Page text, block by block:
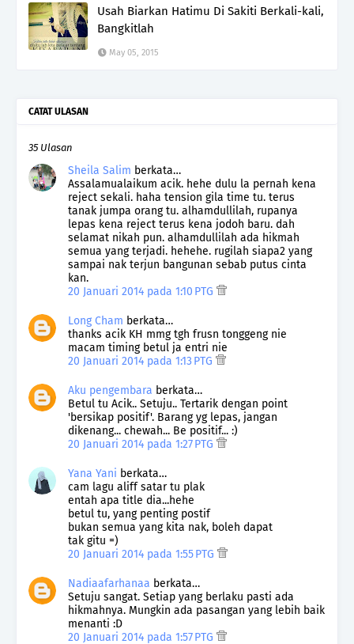
Usah Biarkan Hatimu Di Sakiti Berkali-kali,
Bangkitlah
May 05, 2015
CATAT ULASAN
35 Ulasan
Sheila Salim berkata…
Assalamualaikum acik. hehe dulu la pernah kena
reject sekali. haha tension gila time tu. terus
tanak jumpa orang tu. alhamdullilah, rupanya
lepas kena reject terus kena jodoh baru. dah
selamat nikah pun. alhamdullilah ada hikmah
semua yang terjadi. hehehe. rugilah siapa2 yang
sampai nak terjun bangunan sebab putus cinta
kan.
20 Januari 2014 pada 1:10 PTG
Long Cham berkata…
thanks acik KH mmg tgh frusn tonggeng nie
macam timing betul ja entri nie
20 Januari 2014 pada 1:13 PTG
Aku pengembara berkata…
Betul tu Acik.. Setuju.. Tertarik dengan point
'bersikap positif'. Barang yg lepas, jangan
dikenang... chewah... Be positif... :)
20 Januari 2014 pada 1:27 PTG
Yana Yani berkata…
cam lagu aliff satar tu plak
entah apa title dia...hehe
betul tu, yang penting postif
bukan semua yang kita nak, boleh dapat
tak gitu =)
20 Januari 2014 pada 1:55 PTG
Nadiaafarhanaa berkata…
Setuju sangat. Setiap yang berlaku pasti ada
hikmahnya. Mungkin ada pasangan yang lebih baik
menanti :D
20 Januari 2014 pada 1:57 PTG